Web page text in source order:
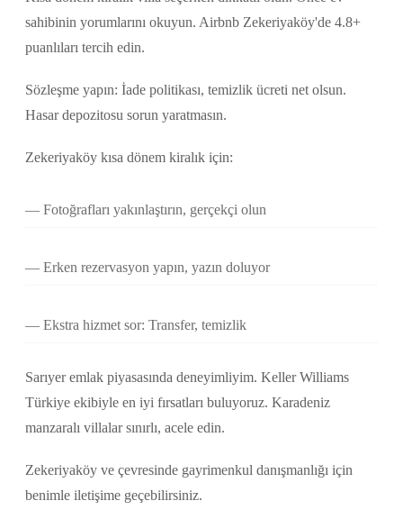
sahibinin yorumlarını okuyun. Airbnb Zekeriyaköy'de 4.8+
puanlıları tercih edin.
Sözleşme yapın: İade politikası, temizlik ücreti net olsun.
Hasar depozitosu sorun yaratmasın.
Zekeriyaköy kısa dönem kiralık için:
Fotoğrafları yakınlaştırın, gerçekçi olun
Erken rezervasyon yapın, yazın doluyor
Ekstra hizmet sor: Transfer, temizlik
Sarıyer emlak piyasasında deneyimliyim. Keller Williams
Türkiye ekibiyle en iyi fırsatları buluyoruz. Karadeniz
manzaralı villalar sınırlı, acele edin.
Zekeriyaköy ve çevresinde gayrimenkul danışmanlığı için
benimle iletişime geçebilirsiniz.